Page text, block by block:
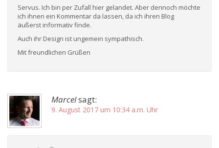
Servus. Ich bin per Zufall hier gelandet. Aber dennoch möchte
ich ihnen ein Kommentar da lassen, da ich ihren Blog
äußerst informativ finde.
Auch ihr Design ist ungemein sympathisch.
Mit freundlichen Grüßen
Marcelsagt:
9. August 2017 um 10:34 a.m. Uhr